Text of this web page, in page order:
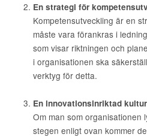
En strategi för
Kompetensutveckling är en
måste vara förankras i
som visar riktningen och
i organisationen ska
verktyg för detta.
En innovationsinriktad kultur
Om man som organisationen
stegen enligt ovan kommer